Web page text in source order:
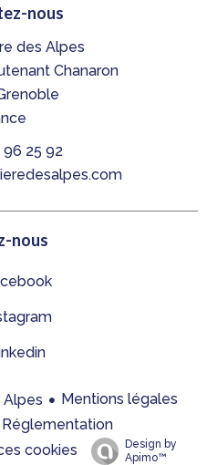
nous
des Alpes
Chanaron
96 25 92
nous
Mentions légales
Réglementation
cookies
Design by
Apimo™